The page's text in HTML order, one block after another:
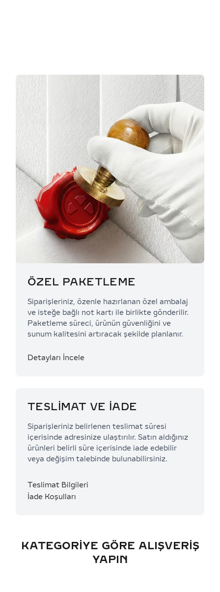
ÖZEL PAKETLEME
Siparişleriniz, özenle hazırlanan özel ambalaj
ve isteğe bağlı not kartı ile birlikte gönderilir.
Paketleme süreci, ürünün güvenliğini ve
sunum kalitesini artıracak şekilde planlanır.
Detayları İncele
TESLİMAT VE İADE
Siparişleriniz belirlenen teslimat süresi
içerisinde adresinize ulaştırılır. Satın aldığınız
ürünleri belirli süre içerisinde iade edebilir
veya değişim talebinde bulunabilirsiniz.
Teslimat Bilgileri
İade Koşulları
KATEGORIYE GÖRE ALIŞVERIŞ
YAPIN